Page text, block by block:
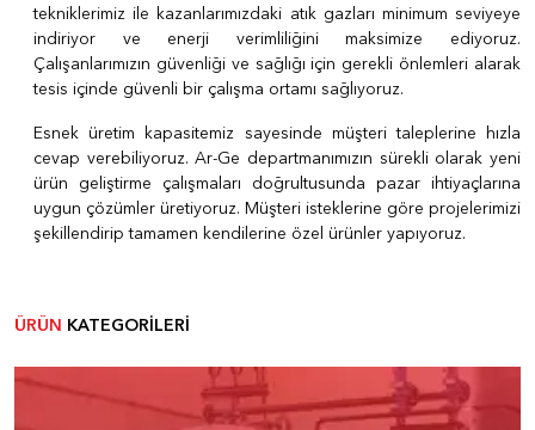
tekniklerimiz ile kazanlarımızdaki atık gazları minimum seviyeye
indiriyor ve enerji verimliliğini maksimize ediyoruz.
Çalışanlarımızın güvenliği ve sağlığı için gerekli önlemleri alarak
tesis içinde güvenli bir çalışma ortamı sağlıyoruz.
Esnek üretim kapasitemiz sayesinde müşteri taleplerine hızla
cevap verebiliyoruz. Ar-Ge departmanımızın sürekli olarak yeni
ürün geliştirme çalışmaları doğrultusunda pazar ihtiyaçlarına
uygun çözümler üretiyoruz. Müşteri isteklerine göre projelerimizi
şekillendirip tamamen kendilerine özel ürünler yapıyoruz.
ÜRÜN KATEGORİLERİ